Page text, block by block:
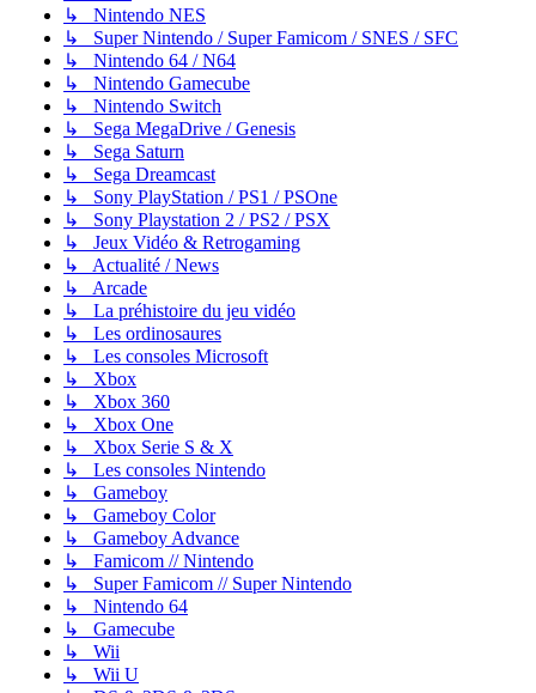
↳ Nintendo NES
↳ Super Nintendo / Super Famicom / SNES / SFC
↳ Nintendo 64 / N64
↳ Nintendo Gamecube
↳ Nintendo Switch
↳ Sega MegaDrive / Genesis
↳ Sega Saturn
↳ Sega Dreamcast
↳ Sony PlayStation / PS1 / PSOne
↳ Sony Playstation 2 / PS2 / PSX
↳ Jeux Vidéo & Retrogaming
↳ Actualité / News
↳ Arcade
↳ La préhistoire du jeu vidéo
↳ Les ordinosaures
↳ Les consoles Microsoft
↳ Xbox
↳ Xbox 360
↳ Xbox One
↳ Xbox Serie S & X
↳ Les consoles Nintendo
↳ Gameboy
↳ Gameboy Color
↳ Gameboy Advance
↳ Famicom // Nintendo
↳ Super Famicom // Super Nintendo
↳ Nintendo 64
↳ Gamecube
↳ Wii
↳ Wii U